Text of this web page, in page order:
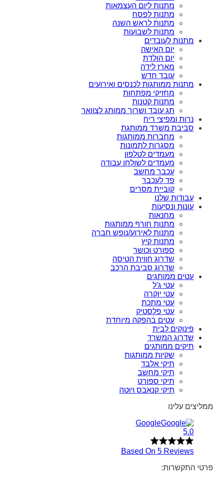
מתנות ליום העצמאות
מתנות לפסח
מתנות לראש השנה
מתנות לשבועות
מתנות לעובדים
יום האישה
יום הולדת
מארז לידה
עובד חדש
מתנות ממותגות לכנסים ואירועים
מחזיקי מפתחות
מתנות קטנות
תג עובד ושרוך ממותג לצוואר
נרות ומפיצי ריח
סביבת משרד ממותגת
מחברות ממותגות
מסגרות לתמונות
מעמדים לטלפון
מעמדים לשולחן עבודה
עכבר מחשב
פד לעכבר
קוביית מסרים
עבודות שלנו
עונות ונסיעות
מחנאות
מתנות חורף ממותגות
מתנות לאירוע/נופש חברה
מתנות קיץ
ספורט וכושר
שדרוג חווית הטיסה
שדרוג סביבת הרכב
עטים ממותגים
עטי ג'ל
עטי יוקרה
עטי מתכת
עטי פלסטיק
עטים בהפקה מיוחדת
פינוקים לבית
שדרוג המשרד
תיקים ממותגים
שקיות ממותגות
תיקי אלבד
תיקי מחשב
תיקי ספורט
תיקי קנאבס ויוטה
ממליצים עלינו
Google
5.0
Based On 5 Reviews
פרטי התקשרות: